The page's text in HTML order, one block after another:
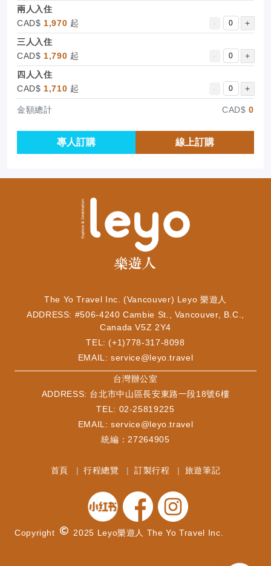
兩人入住
CAD$ 1,970 起 -
+
三人入住
CAD$ 1,790 起 -
+
四人入住
CAD$ 1,710 起 - +
金額總計 CAD$0
專人訂購 線上訂購
The Yo Travel Inc. (Vancouver) Leyo 樂遊人
ADDRESS: #506-4240 Cambie St., Vancouver, B.C.,
Canada V5Z 2Y4
TEL: (+1)778-317-8098
EMAIL:service@leyo.travel
​台灣辦公室
ADDRESS: 台北市中山區長安東路一段18號6樓
TEL: 02-25819225
EMAIL:service@leyo.travel
統編：27264905
首頁 行程總覽 訂製行程 旅遊筆記
Copyright 2025 Leyo樂遊人 The Yo Travel Inc.